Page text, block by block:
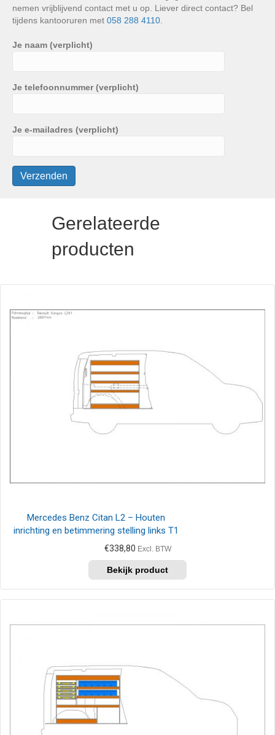
nemen vrijblijvend contact met u op. Liever direct contact? Bel
tijdens kantooruren met 058 288 4110
Je naam (verplicht)
Je telefoonnummer (verplicht)
Je e-mailadres (verplicht)
Gerelateerde
producten
Mercedes Benz Citan L2 – Houten
inrichting en betimmering stelling links T1
€338,80 Excl. BTW